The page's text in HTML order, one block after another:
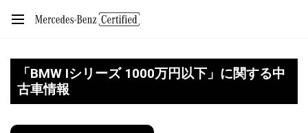
「BMW Iシリーズ 1000万円以下」に関する中
古車情報